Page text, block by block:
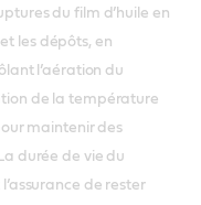
du film d’huile en
les dépôts, en
l’aération du
de la température
maintenir des
durée de vie du
de rester